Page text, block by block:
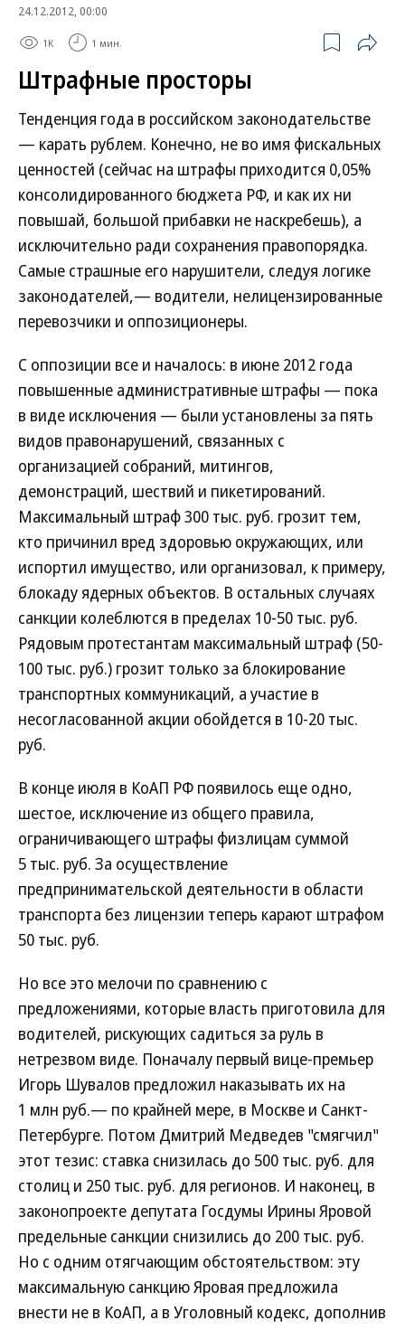
24.12.2012, 00:00
1K 1 мин.
Штрафные просторы
Тенденция года в российском законодательстве
— карать рублем. Конечно, не во имя фискальных
ценностей (сейчас на штрафы приходится 0,05%
консолидированного бюджета РФ, и как их ни
повышай, большой прибавки не наскребешь), а
исключительно ради сохранения правопорядка.
Самые страшные его нарушители, следуя логике
законодателей,— водители, нелицензированные
перевозчики и оппозиционеры.
С оппозиции все и началось: в июне 2012 года
повышенные административные штрафы — пока
в виде исключения — были установлены за пять
видов правонарушений, связанных с
организацией собраний, митингов,
демонстраций, шествий и пикетирований.
Максимальный штраф 300 тыс. руб. грозит тем,
кто причинил вред здоровью окружающих, или
испортил имущество, или организовал, к примеру,
блокаду ядерных объектов. В остальных случаях
санкции колеблются в пределах 10-50 тыс. руб.
Рядовым протестантам максимальный штраф (50-
100 тыс. руб.) грозит только за блокирование
транспортных коммуникаций, а участие в
несогласованной акции обойдется в 10-20 тыс.
руб.
В конце июля в КоАП РФ появилось еще одно,
шестое, исключение из общего правила,
ограничивающего штрафы физлицам суммой
5 тыс. руб. За осуществление
предпринимательской деятельности в области
транспорта без лицензии теперь карают штрафом
50 тыс. руб.
Но все это мелочи по сравнению с
предложениями, которые власть приготовила для
водителей, рискующих садиться за руль в
нетрезвом виде. Поначалу первый вице-премьер
Игорь Шувалов предложил наказывать их на
1 млн руб.— по крайней мере, в Москве и Санкт-
Петербурге. Потом Дмитрий Медведев "смягчил"
этот тезис: ставка снизилась до 500 тыс. руб. для
столиц и 250 тыс. руб. для регионов. И наконец, в
законопроекте депутата Госдумы Ирины Яровой
предельные санкции снизились до 200 тыс. руб.
Но с одним отягчающим обстоятельством: эту
максимальную санкцию Яровая предложила
внести не в КоАП, а в Уголовный кодекс, дополнив